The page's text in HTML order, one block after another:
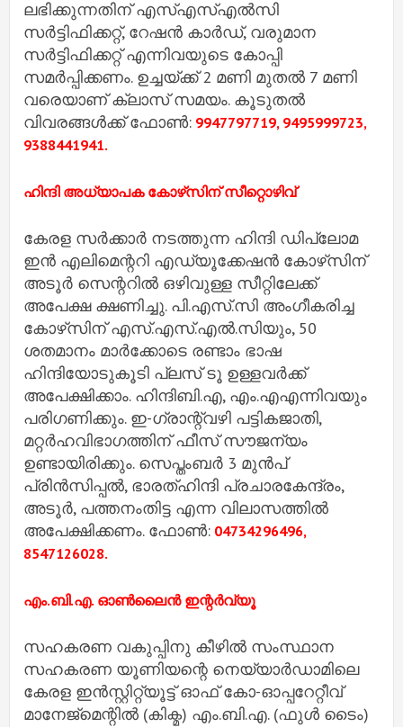
ലഭിക്കുന്നതിന് എസ്എസ്എൽസി
സർട്ടിഫിക്കറ്റ്, റേഷൻ കാർഡ്, വരുമാന
സർട്ടിഫിക്കറ്റ് എന്നിവയുടെ കോപ്പി
സമർപ്പിക്കണം. ഉച്ചയ്ക്ക് 2 മണി മുതൽ 7 മണി
വരെയാണ് ക്ലാസ് സമയം. കൂടുതൽ
വിവരങ്ങൾക്ക് ഫോൺ: 9947797719, 9495999723,
9388441941.
ഹിന്ദി അധ്യാപക കോഴ്‌സിന് സീറ്റൊഴിവ്
കേരള സർക്കാർ നടത്തുന്ന ഹിന്ദി ഡിപ്ലോമ
ഇൻ എലിമെന്ററി എഡ്യൂക്കേഷൻ കോഴ്‌സിന്
അടൂർ സെന്ററിൽ ഒഴിവുള്ള സീറ്റിലേക്ക്
അപേക്ഷ ക്ഷണിച്ചു. പി.എസ്.സി അംഗീകരിച്ച
കോഴ്‌സിന് എസ്.എസ്.എൽ.സിയും, 50
ശതമാനം മാർക്കോടെ രണ്ടാം ഭാഷ
ഹിന്ദിയോടുകൂടി പ്ലസ് ടൂ ഉള്ളവർക്ക്
അപേക്ഷിക്കാം. ഹിന്ദിബി.എ, എം.എഎന്നിവയും
പരിഗണിക്കും. ഇ-ഗ്രാന്റ്‌വഴി പട്ടികജാതി,
മറ്റർഹവിഭാഗത്തിന് ഫീസ് സൗജന്യം
ഉണ്ടായിരിക്കും. സെപ്തംബർ 3 മുൻപ്
പ്രിൻസിപ്പൽ, ഭാരത്ഹിന്ദി പ്രചാരകേന്ദ്രം,
അടൂർ, പത്തനംതിട്ട എന്ന വിലാസത്തിൽ
അപേക്ഷിക്കണം. ഫോൺ: 04734296496,
8547126028.
എം.ബി.എ. ഓൺലൈൻ ഇന്റർവ്യൂ
സഹകരണ വകുപ്പിനു കീഴിൽ സംസ്ഥാന
സഹകരണ യൂണിയന്റെ നെയ്യാർഡാമിലെ
കേരള ഇൻസ്റ്റിറ്റ്യൂട്ട് ഓഫ് കോ-ഓപ്പറേറ്റീവ്
മാനേജ്‌മെന്റിൽ (കിക്മ) എം.ബി.എ. (ഫുൾ ടൈം)